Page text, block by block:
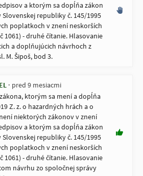
a ktorým sa dopĺňa zákon
republiky č. 145/1995
poplatkoch v znení neskorších
1061) - druhé čítanie. Hlasovanie
a doplňujúcich návrhoch z
M. Šipoš, bod 3.
pred 9 mesiacmi
ktorým sa mení a dopĺňa
Z. z. o hazardných hrách a o
niektorých zákonov v znení
a ktorým sa dopĺňa zákon
republiky č. 145/1995
poplatkoch v znení neskorších
1061) - druhé čítanie. Hlasovanie
návrhu zo spoločnej správy